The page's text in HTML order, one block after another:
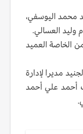
محمد اليوسفي،
وليد العسالي.
الخاصة العميد
مديرا لإدارة
أحمد علي أحمد